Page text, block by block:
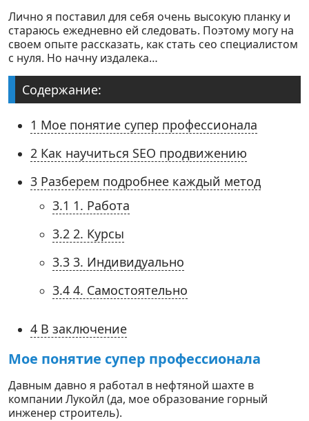
Лично я поставил для себя очень высокую планку и
стараюсь ежедневно ей следовать. Поэтому могу на
своем опыте рассказать, как стать сео специалистом
с нуля. Но начну издалека…
Содержание:
1 Мое понятие супер профессионала
2 Как научиться SEO продвижению
3 Разберем подробнее каждый метод
3.1 1. Работа
3.2 2. Курсы
3.3 3. Индивидуально
3.4 4. Самостоятельно
4 В заключение
Мое понятие супер профессионала
Давным давно я работал в нефтяной шахте в
компании Лукойл (да, мое образование горный
инженер строитель).